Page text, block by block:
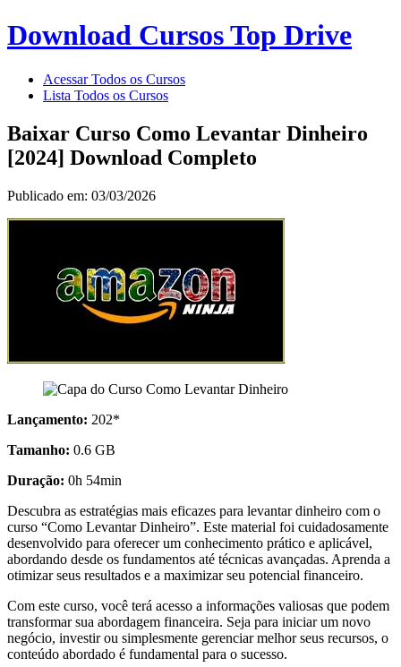
Download Cursos Top Drive
Acessar Todos os Cursos
Lista Todos os Cursos
Baixar Curso Como Levantar Dinheiro
[2024] Download Completo
Publicado em: 03/03/2026
Lançamento: 202*
Tamanho: 0.6 GB
Duração: 0h 54min
Descubra as estratégias mais eficazes para levantar dinheiro com o
curso “Como Levantar Dinheiro”. Este material foi cuidadosamente
desenvolvido para oferecer um conhecimento prático e aplicável,
abordando desde os fundamentos até técnicas avançadas. Aprenda a
otimizar seus resultados e a maximizar seu potencial financeiro.
Com este curso, você terá acesso a informações valiosas que podem
transformar sua abordagem financeira. Seja para iniciar um novo
negócio, investir ou simplesmente gerenciar melhor seus recursos, o
conteúdo abordado é fundamental para o sucesso.